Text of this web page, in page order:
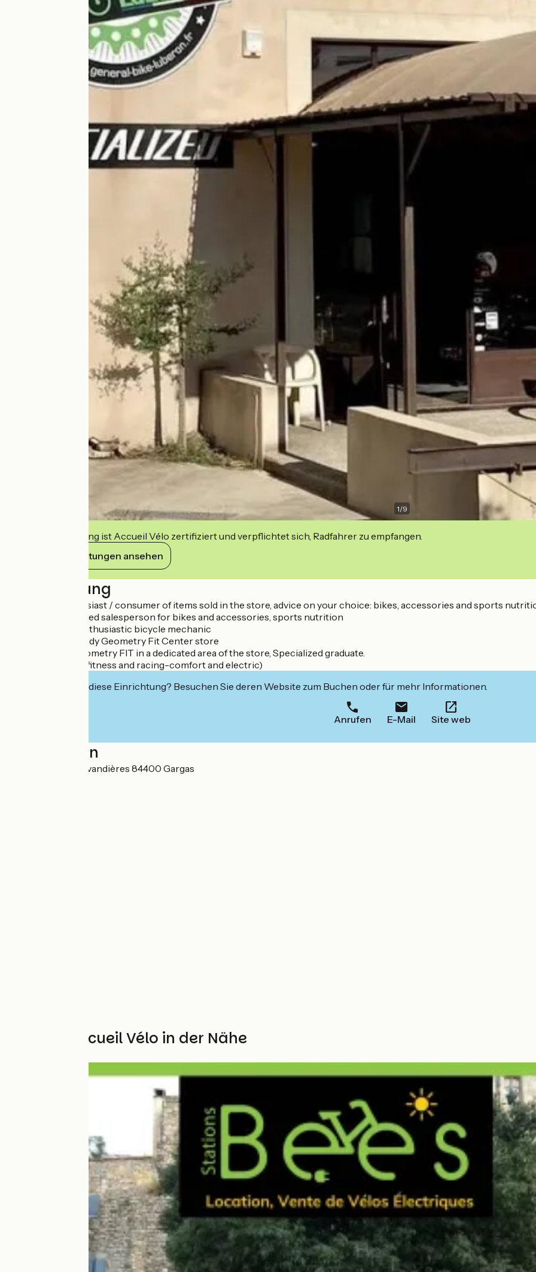
1/9
Diese Einrichtung ist Accueil Vélo zertifiziert und verpflichtet sich, Radfahrer zu empfangen.
Ihre Verpflichtungen ansehen
Beschreibung
Passionate enthusiast / consumer of items sold in the store, advice on your choice: bikes, accessories and sports
Trained and qualified salesperson for bikes and accessories, sports nutrition
State-qualified, enthusiastic bicycle mechanic
Postural study; Body Geometry Fit Center store
method: Body Geometry FIT in a dedicated area of the store, Specialized graduate.
Road bike rental (fitness and racing-comfort and electric)
Interessiert Sie diese Einrichtung? Besuchen Sie deren Website zum Buchen oder für mehr Informationen.
Anrufen E-Mail Site web
Localisation
289 avenue des lavandières 84400 Gargas
Weitere Accueil Vélo in der Nähe